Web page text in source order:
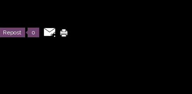
Repost 0